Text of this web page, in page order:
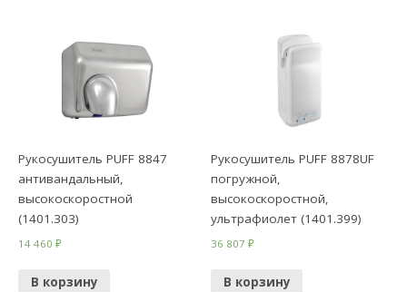
Рукосушитель PUFF 8847
антивандальный,
высокоскоростной
(1401.303)
14 460₽
В корзину
Рукосушитель PUFF 8878UF
погружной,
высокоскоростной,
ультрафиолет (1401.399)
36 807₽
В корзину